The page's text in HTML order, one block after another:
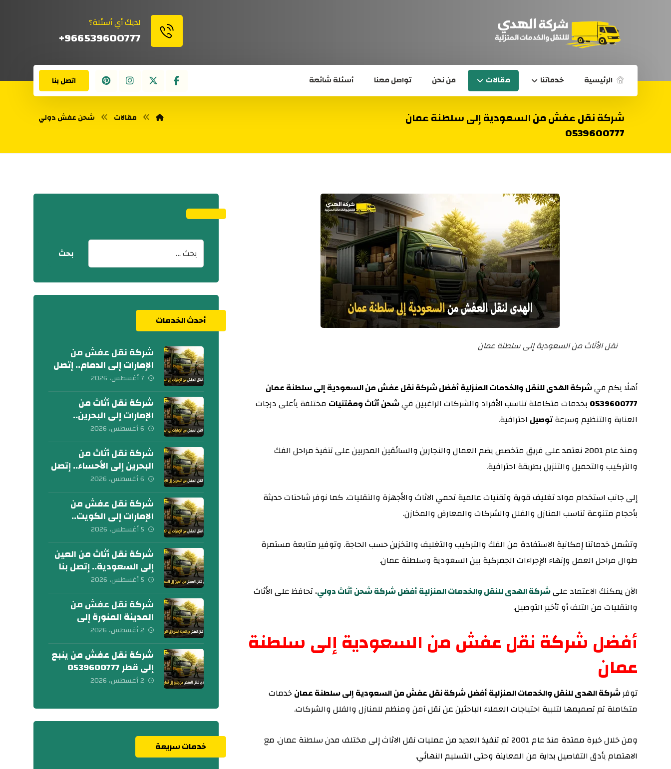
لديك أي أسئلة؟
966539600777+
الرئيسية خدماتنا مقالات من نحن تواصل معنا أسئلة شائعة اتصل بنا
شركة نقل عفش من السعودية إلى سلطنة عمان
0539600777
مقالات شحن عفش دولي
نقل الأثاث من السعودية إلى سلطنة عمان
أهلًا بكم فيشركة الهدى للنقل والخدمات المنزلية أفضل شركة نقل عفش من السعودية إلى سلطنة عمان
0539600777 بخدمات متكاملة تناسب الأفراد والشركات الراغبين فيشحن أثاث ومقتنيات مختلفة بأعلى درجات
العناية والتنظيم وسرعةتوصيل احترافية.
ومنذ عام 2001 نعتمد
على فريق متخصص يضم العمال والنجارين والسائقين المدربين على تنفيذ مراحل الفك
والتركيب والتحميل والتنزيل بطريقة احترافية.
إلى جانب استخدام مواد تغليف قوية وتقنيات عالمية تحمي الاثاث والأجهزة والنقليات. كما نوفر شاحنات حديثة
بأحجام متنوعة تناسب المنازل والفلل والشركات والمعارض والمخازن.
وتشمل خدماتنا إمكانية الاستفادة من الفك والتركيب والتغليف والتخزين حسب الحاجة. وتوفير متابعة مستمرة
طوال مراحل العمل وإنهاء الإجراءات الجمركية بين السعودية وسلطنة عمان.
الآن يمكنك الاعتماد علىشركة الهدى للنقل والخدمات المنزلية أفضل شركة شحن أثاث دولي، تحافظ على الأثاث
والنقليات من التلف أو تأخير التوصيل.
أفضل شركة نقل عفش من السعودية إلى سلطنة
عمان
توفرشركة الهدى للنقل والخدمات المنزلية أفضل شركة نقل عفش من السعودية إلى سلطنة عمانخدمات
متكاملة تم تصميمها لتلبية احتياجات العملاء الباحثين عن نقل آمن ومنظم للمنازل والفلل والشركات.
ومن خلال خبرة ممتدة منذ عام 2001 تم تنفيذ العديد من عمليات نقل الاثاث إلى مختلف مدن سلطنة عمان. مع
الاهتمام بأدق التفاصيل بداية من المعاينة وحتى التسليم النهائي.
أحدث الخدمات
شركة نقل عفش من
الإمارات إلى الدمام.. إتصل
الآن
7 أغسطس، 2026
شركة نقل أثاث من
الإمارات إلى البحرين..
كلمنا الآن
6 أغسطس، 2026
شركة نقل أثاث من
البحرين إلى الأحساء.. إتصل
بنا الآن
6 أغسطس، 2026
شركة نقل عفش من
الإمارات إلى الكويت..
تواصل معنا الآن
5 أغسطس، 2026
شركة نقل أثاث من العين
إلى السعودية.. إتصل بنا
اليوم
5 أغسطس، 2026
شركة نقل عفش من
المدينة المنورة إلى
الكويت 0539600777
2 أغسطس، 2026
شركة نقل عفش من ينبع
إلى قطر 0539600777
2 أغسطس، 2026
خدمات سريعة